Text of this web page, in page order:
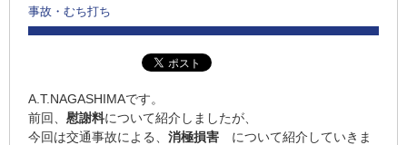
事故・むち打ち
A.T.NAGASHIMAです。
前回、 慰謝料について紹介しましたが、
今回は交通事故による、 消極損害
について紹介していきま